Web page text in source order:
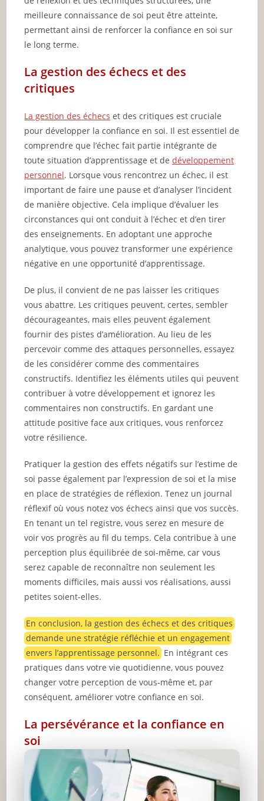
meilleure connaissance de soi peut être atteinte,
permettant ainsi de renforcer la confiance en soi sur
le long terme.
La gestion des échecs et des
critiques
La gestion des échecs et des critiques est cruciale
pour développer la confiance en soi. Il est essentiel de
comprendre que l’échec fait partie intégrante de
toute situation d’apprentissage et dedéveloppement
personnel. Lorsque vous rencontrez un échec, il est
important de faire une pause et d’analyser l’incident
de manière objective. Cela implique d’évaluer les
circonstances qui ont conduit à l’échec et d’en tirer
des enseignements. En adoptant une approche
analytique, vous pouvez transformer une expérience
négative en une opportunité d’apprentissage.
De plus, il convient de ne pas laisser les critiques
vous abattre. Les critiques peuvent, certes, sembler
décourageantes, mais elles peuvent également
fournir des pistes d’amélioration. Au lieu de les
percevoir comme des attaques personnelles, essayez
de les considérer comme des commentaires
constructifs. Identifiez les éléments utiles qui peuvent
contribuer à votre développement et ignorez les
commentaires non constructifs. En gardant une
attitude positive face aux critiques, vous renforcez
votre résilience.
Pratiquer la gestion des effets négatifs sur l’estime de
soi passe également par l’expression de soi et la mise
en place de stratégies de réflexion. Tenez un journal
réflexif où vous notez vos échecs ainsi que vos succès.
En tenant un tel registre, vous serez en mesure de
voir vos progrès au fil du temps. Cela contribue à une
perception plus équilibrée de soi-même, car vous
serez capable de reconnaître non seulement les
moments difficiles, mais aussi vos réalisations, aussi
petites soient-elles.
En conclusion, la gestion des échecs et des critiques
demande une stratégie réfléchie et un engagement
envers l’apprentissage personnel. En intégrant ces
pratiques dans votre vie quotidienne, vous pouvez
changer votre perception de vous-même et, par
conséquent, améliorer votre confiance en soi.
La persévérance et la confiance en
soi